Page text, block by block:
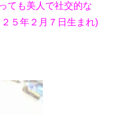
ても美人で社交的な
５年２月７日生まれ)